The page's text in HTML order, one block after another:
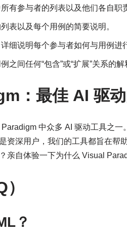
有参与者的列表以及他们各自职
表以及每个用例的简要说明。
详细说明每个参与者如何与用例进
之间任何“包含”或“扩展”关系的解
：最佳 AI 驱
中众多 AI 驱动工具之
资深用户，我们的工具都旨在帮
亲自体验一下为什么 Visual
？